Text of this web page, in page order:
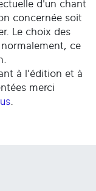
d'un chant
concernée soit
Le choix des
ce
à l'édition et à
merci